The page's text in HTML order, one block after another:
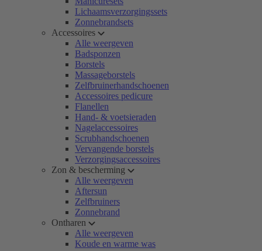
Lichaamsverzorgingssets
Zonnebrandsets
Accessoires
Alle weergeven
Badsponzen
Borstels
Massageborstels
Zelfbruinerhandschoenen
Accessoires pedicure
Flanellen
Hand- & voetsieraden
Nagelaccessoires
Scrubhandschoenen
Vervangende borstels
Verzorgingsaccessoires
Zon & bescherming
Alle weergeven
Aftersun
Zelfbruiners
Zonnebrand
Ontharen
Alle weergeven
Koude en warme was